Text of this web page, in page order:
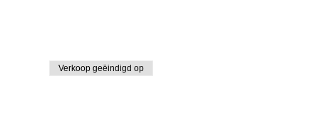
Verkoop geëindigd op